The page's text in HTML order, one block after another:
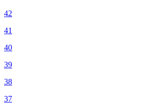
42
41
40
39
38
37